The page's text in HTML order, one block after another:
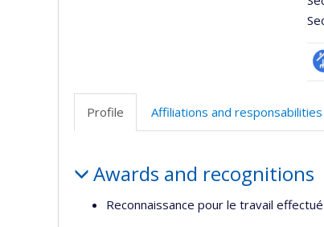
Profile Affiliations and responsabilities
Awards and recognitions
Reconnaissance pour le travail